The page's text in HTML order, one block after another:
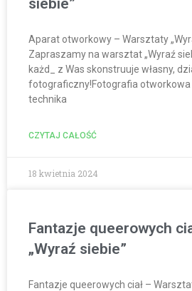
siebie”
Aparat otworkowy – Warsztaty
Zapraszamy na warsztat „Wyraź
każd_ z Was skonstruuje własny,
fotograficzny!Fotografia
technika
CZYTAJ CAŁOŚĆ
18 kwietnia 2024
Fantazje queerowych
„Wyraź siebie”
Fantazje queerowych ciał –